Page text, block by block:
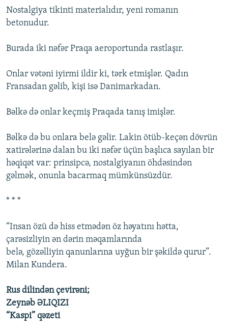
Nostalgiya tikinti materialıdır, yeni romanın
betonudur.
Burada iki nəfər Praqa aeroportunda rastlaşır.
Onlar vətəni iyirmi ildir ki, tərk etmişlər. Qadın
Fransadan gəlib, kişi isə Danimarkadan.
Bəlkə də onlar keçmiş Praqada tanış imişlər.
Bəlkə də bu onlara belə gəlir. Lakin ötüb-keçən dövrün
xatirələrinə dalan bu iki nəfər üçün başlıca sayılan bir
həqiqət var: prinsipcə, nostalgiyanın öhdəsindən
gəlmək, onunla bacarmaq mümkünsüzdür.
* * *
“Insan özü də hiss etmədən öz həyatını hətta,
çarəsizliyin ən dərin məqamlarında
belə, gözəlliyin qanunlarına uyğun bir şəkildə qurur”.
Milan Kundera.
Rus dilindən çevirəni;
Zeynəb ƏLIQIZI
“Kaspi” qəzeti